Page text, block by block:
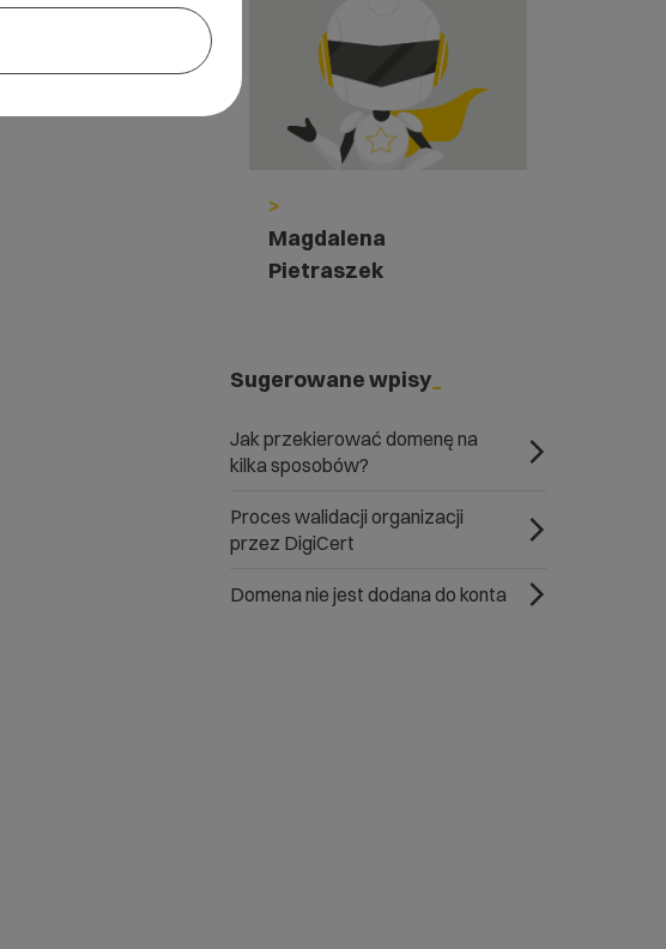
>
Magdalena
Pietraszek
Sugerowane wpisy
Jak przekierować domenę na
kilka sposobów?
Proces walidacji organizacji
przez DigiCert
Domena nie jest dodana do konta